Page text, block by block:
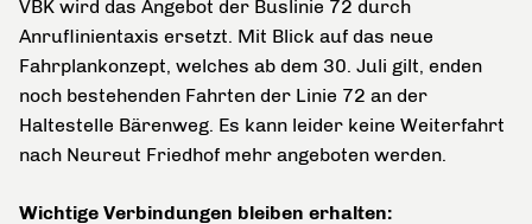
VBK wird das Angebot der Buslinie 72 durch
Anruflinientaxis ersetzt. Mit Blick auf das neue
Fahrplankonzept, welches ab dem 30. Juli gilt, enden
noch bestehenden Fahrten der Linie 72 an der
Haltestelle Bärenweg. Es kann leider keine Weiterfahrt
nach Neureut Friedhof mehr angeboten werden.
Wichtige Verbindungen bleiben erhalten: